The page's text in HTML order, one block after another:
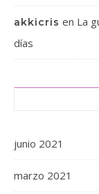
akkicris en La
días
junio 2021
marzo 2021